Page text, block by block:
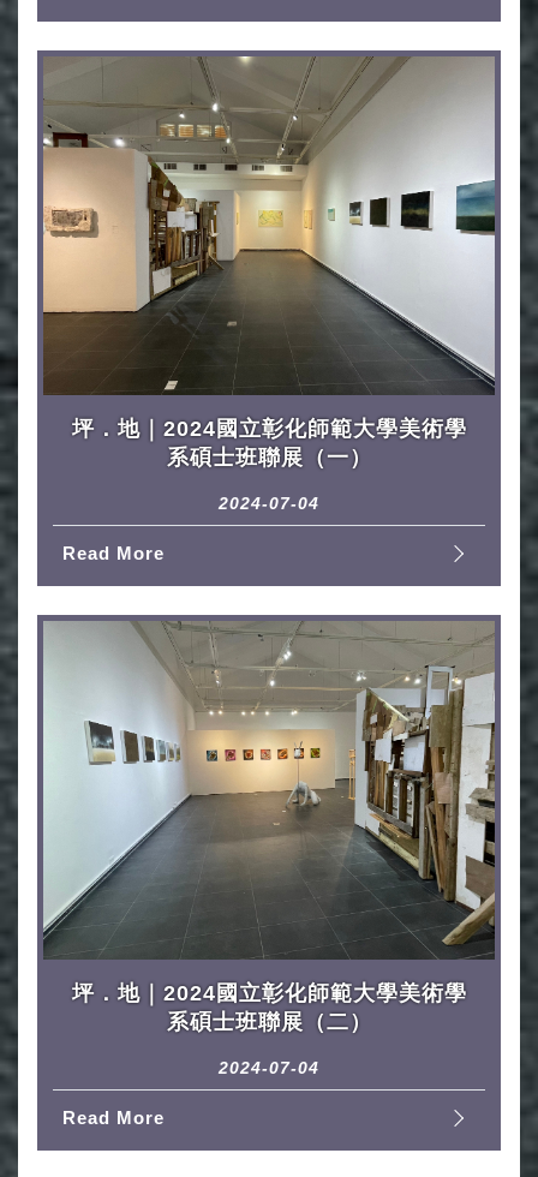
坪．地｜2024國立彰化師範大學美術學
系碩士班聯展（一）
2024-07-04
Read More
坪．地｜2024國立彰化師範大學美術學
系碩士班聯展（二）
2024-07-04
Read More